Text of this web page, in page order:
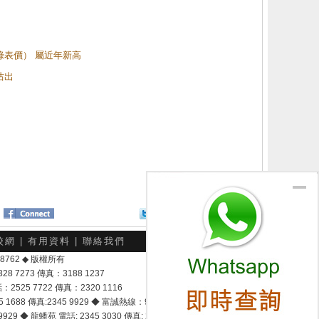
表價） 屬近年新高
出
分享給朋友
網 有用資料 聯絡我們
◆ 版權所有
7273 傳真：3188 1237
2525 7722 傳真：2320 1116
傳真:2345 9929 ◆ 富誠熱線：9337 9028
◆ 龍蟠苑 電話: 2345 3030 傳真: 2345 3737